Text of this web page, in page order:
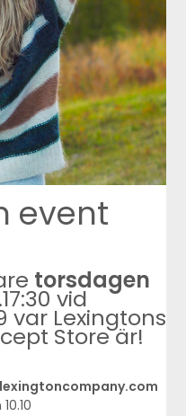
event
torsdagen
vid
var Lexingtons
Store är!